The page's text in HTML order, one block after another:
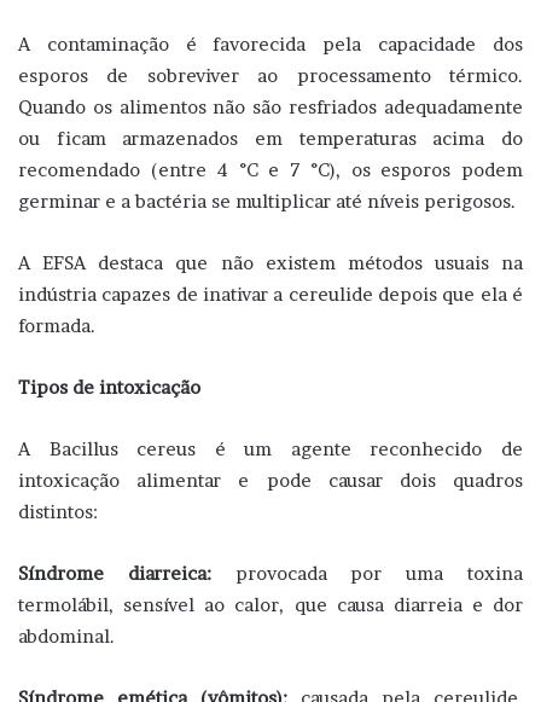
A contaminação é favorecida pela capacidade dos
esporos de sobreviver ao processamento térmico.
Quando os alimentos não são resfriados adequadamente
ou ficam armazenados em temperaturas acima do
recomendado (entre 4 °C e 7 °C), os esporos podem
germinar e a bactéria se multiplicar até níveis perigosos.
A EFSA destaca que não existem métodos usuais na
indústria capazes de inativar a cereulide depois que ela é
formada.
Tipos de intoxicação
A Bacillus cereus é um agente reconhecido de
intoxicação alimentar e pode causar dois quadros
distintos:
Síndrome diarreica:provocada por uma toxina
termolábil, sensível ao calor, que causa diarreia e dor
abdominal.